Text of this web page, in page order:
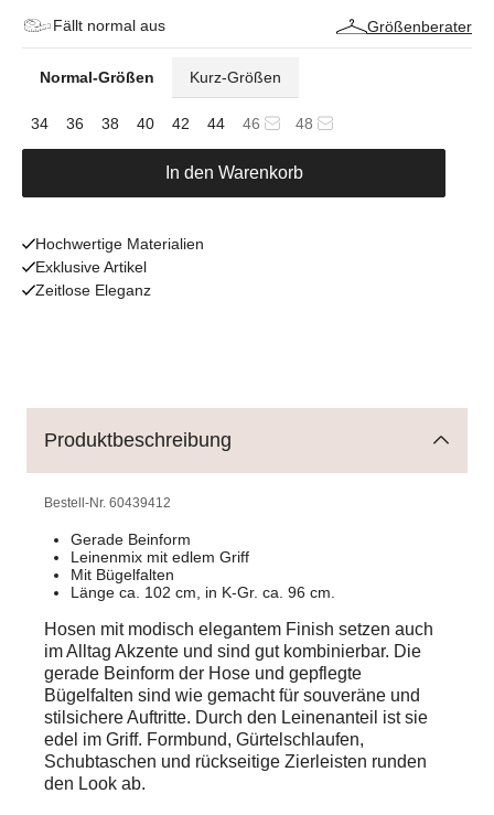
Fällt normal aus Größenberater
Normal-Größen Kurz-Größen
34 36 38 40 42 44 46 48
In den Warenkorb
Hochwertige Materialien
Exklusive Artikel
Zeitlose Eleganz
Produktbeschreibung
Bestell-Nr. 60439412
Gerade Beinform
Leinenmix mit edlem Griff
Mit Bügelfalten
Länge ca. 102 cm, in K-Gr. ca. 96 cm.
Hosen mit modisch elegantem Finish setzen auch
im Alltag Akzente und sind gut kombinierbar. Die
gerade Beinform der Hose und gepflegte
Bügelfalten sind wie gemacht für souveräne und
stilsichere Auftritte. Durch den Leinenanteil ist sie
edel im Griff. Formbund, Gürtelschlaufen,
Schubtaschen und rückseitige Zierleisten runden
den Look ab.